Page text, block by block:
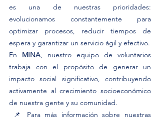
es una de nuestras prioridades:
evolucionamos constantemente para
optimizar procesos, reducir tiempos de
espera y garantizar un servicio ágil y efectivo.
En MINA, nuestro equipo de voluntarios
trabaja con el propósito de generar un
impacto social significativo, contribuyendo
activamente al crecimiento socioeconómico
de nuestra gente y su comunidad.
📌 Para más información sobre nuestras